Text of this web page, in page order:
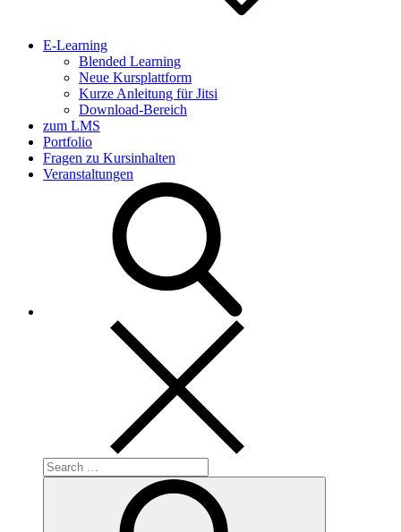
E-Learning
Blended Learning
Neue Kursplattform
Kurze Anleitung für Jitsi
Download-Bereich
zum LMS
Portfolio
Fragen zu Kursinhalten
Veranstaltungen
Search
for: